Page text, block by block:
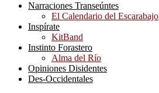
Narraciones Transeúntes
El Calendario del Escarabajo
Inspírate
KitBand
Instinto Forastero
Alma del Río
Opiniones Disidentes
Des-Occidentales